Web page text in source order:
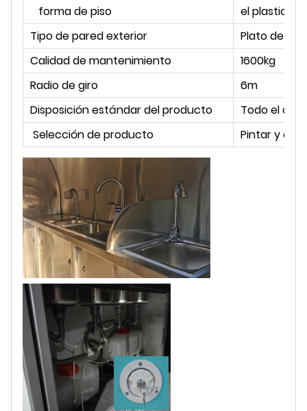
forma de piso
el plastico
Tipo de pared exterior
Plato de
Calidad de mantenimiento
1600kg
Radio de giro
6m
Disposición estándar del producto
Todo el
Selección de producto
Pintar y